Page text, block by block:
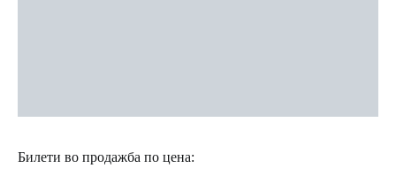
Билети во продажба по цена: